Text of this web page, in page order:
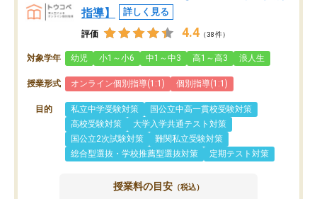
指導】
詳しく見る
評価 4.4 （38件）
対象学年 幼児 小1～小6 中1～中3 高1～高3 浪人生
授業形式 オンライン個別指導(1:1) 個別指導(1:1)
目的 私立中学受験対策
国公立中高一貫校受験対策
高校受験対策
大学入学共通テスト対策
国公立2次試験対策
難関私立受験対策
総合型選抜・学校推薦型選抜対策
定期テスト対策
授業料の目安 （税込）